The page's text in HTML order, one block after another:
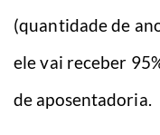
(quantidade de
ele vai receber
de aposentadoria.